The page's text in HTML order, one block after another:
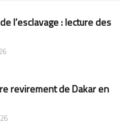
l’esclavage : lecture des
revirement de Dakar en